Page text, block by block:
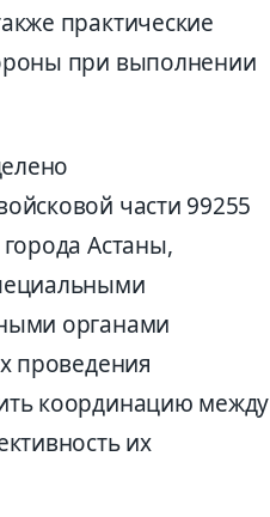
практические
при выполнении
части 99255
Астаны,
органами
проведения
координацию между
их